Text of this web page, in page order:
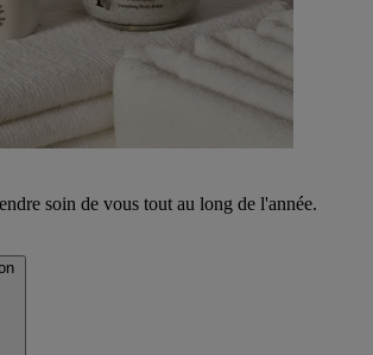
soin de vous tout au long de l'année.